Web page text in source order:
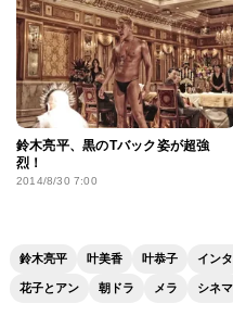
鈴木亮平、黒のTバック姿が超強
烈！
2014/8/30 7:00
鈴木亮平 叶美香 叶恭子 イン
花子とアン 朝ドラ メラ シネマ